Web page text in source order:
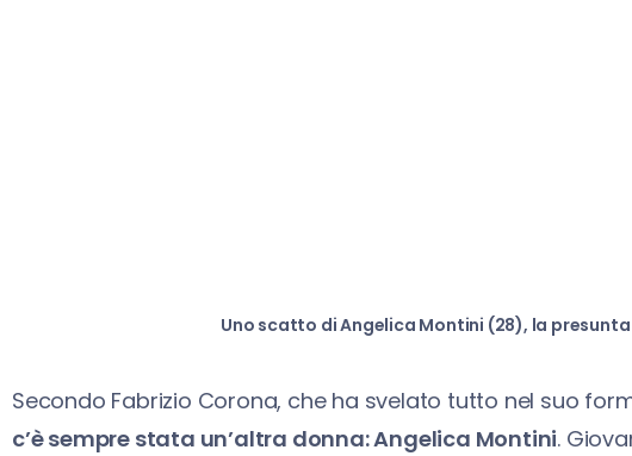
Uno scatto di Angelica Montini (28), la
Secondo Fabrizio Corona, che ha svelato tutto nel suo
c’è sempre stata un’altra donna: Angelica Montini.